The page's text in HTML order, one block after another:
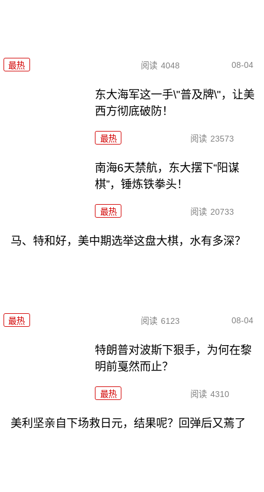
最热 阅读 4048 08-04
东大海军这一手\"普及牌\"，让美
西方彻底破防！
最热 阅读 23573
南海6天禁航，东大摆下“阳谋
棋”，锤炼铁拳头！
最热 阅读 20733
马、特和好，美中期选举这盘大棋，水有多深？
最热 阅读 6123 08-04
特朗普对波斯下狠手，为何在黎
明前戛然而止？
最热 阅读 4310
美利坚亲自下场救日元，结果呢？回弹后又蔫了